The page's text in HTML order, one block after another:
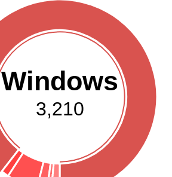
Windows
3,210